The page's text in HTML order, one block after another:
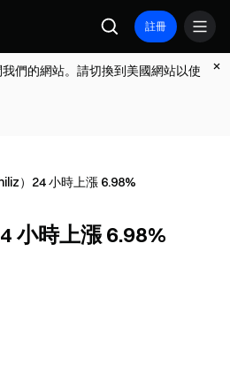
註冊
們的網站。請切換到美國網站以使
）24 小時上漲 6.98%
小時上漲 6.98%